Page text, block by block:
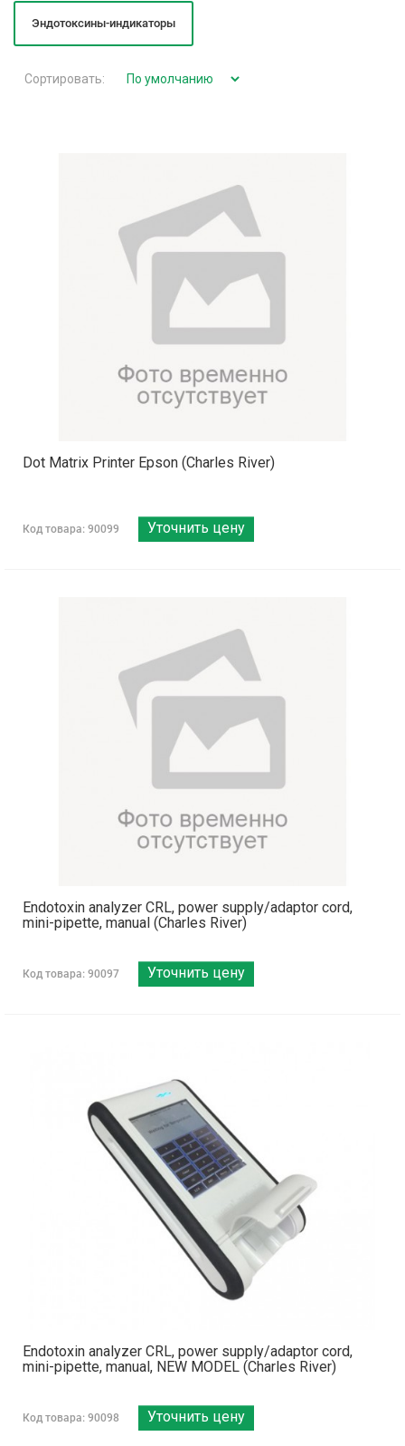
Эндотоксины-индикаторы
Сортировать:
Dot Matrix Printer Epson (Charles River)
Код товара: 90099 Уточнить цену
Endotoxin analyzer CRL, power supply/adaptor cord,
mini-pipette, manual (Charles River)
Код товара: 90097 Уточнить цену
Endotoxin analyzer CRL, power supply/adaptor cord,
mini-pipette, manual, NEW MODEL (Charles River)
Код товара: 90098 Уточнить цену